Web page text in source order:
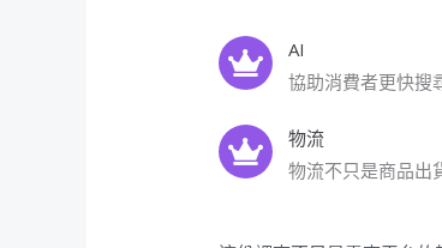
AI
協助消費者更快搜
物流
物流不只是商品出